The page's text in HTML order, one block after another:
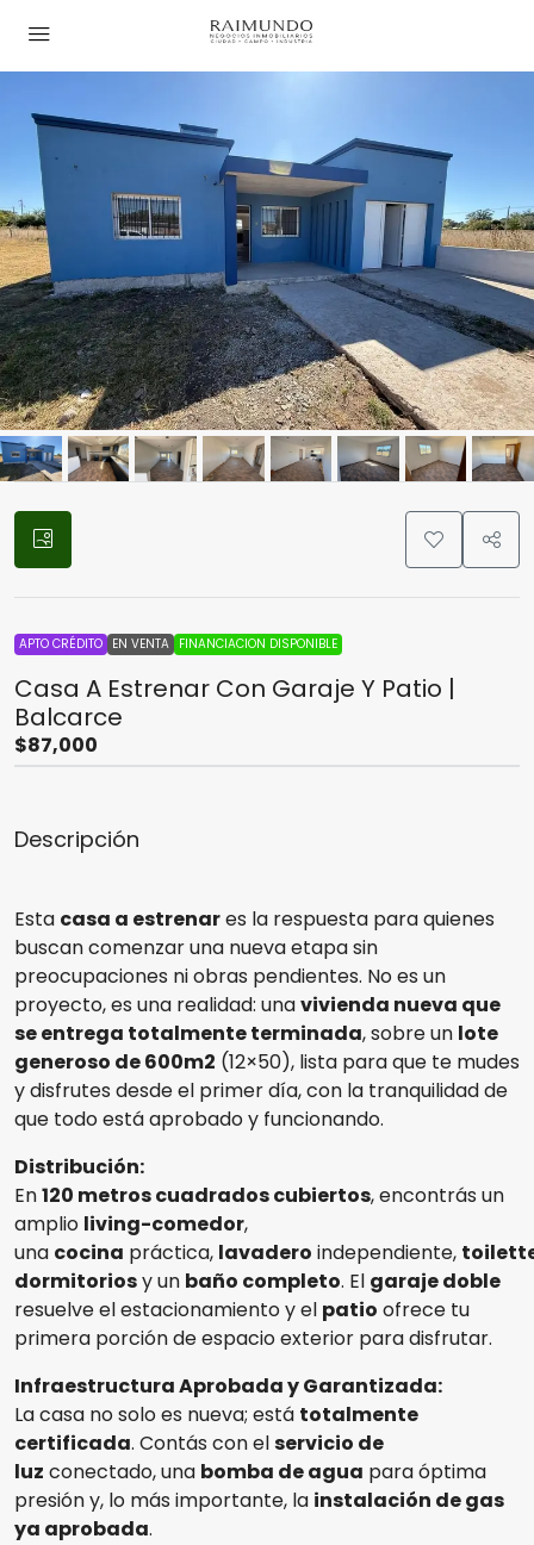
APTO CRÉDITO EN VENTA FINANCIACION DISPONIBLE
Casa A Estrenar Con Garaje Y Patio |
Balcarce
$87,000
Descripción
Esta casa a estrenares la respuesta para quienes
buscan comenzar una nueva etapa sin
preocupaciones ni obras pendientes. No es un
proyecto, es una realidad: unavivienda nueva que
se entrega totalmente terminada, sobre un lote
generoso de 600m2 (12×50), lista para que te mudes
y disfrutes desde el primer día, con la tranquilidad de
que todo está aprobado y funcionando.
Distribución:
En120 metros cuadrados cubiertos, encontrás un
amplio living-comedor,
una cocina práctica, lavadero independiente,
dormitoriosy un baño completo. El garaje doble
resuelve el estacionamiento y el patio ofrece tu
primera porción de espacio exterior para disfrutar.
Infraestructura Aprobada y Garantizada:
La casa no solo es nueva; está totalmente
certificada. Contás con elservicio de
luz conectado, una bomba de agua para óptima
presión y, lo más importante, la instalación de gas
ya aprobada.